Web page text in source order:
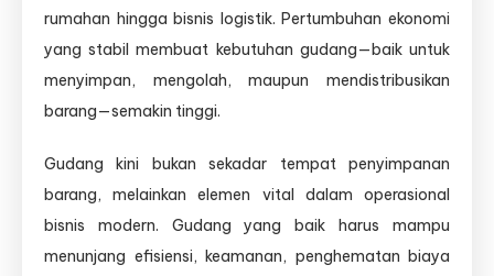
rumahan hingga bisnis logistik. Pertumbuhan ekonomi
yang stabil membuat kebutuhan gudang—baik untuk
menyimpan, mengolah, maupun mendistribusikan
barang—semakin tinggi.
Gudang kini bukan sekadar tempat penyimpanan
barang, melainkan elemen vital dalam operasional
bisnis modern. Gudang yang baik harus mampu
menunjang efisiensi, keamanan, penghematan biaya